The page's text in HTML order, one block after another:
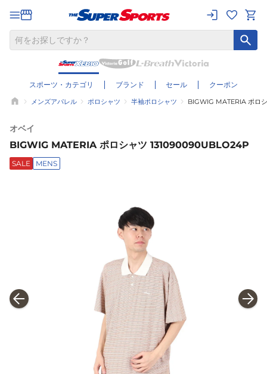
スポーツ・カテゴリ ブランド セール クーポン
メンズアパレル ポロシャツ 半袖ポロシャツ BIGWIG MATERIA ポロ
オベイ
BIGWIG MATERIA ポロシャツ 131090090UBLO24P
SALE MENS